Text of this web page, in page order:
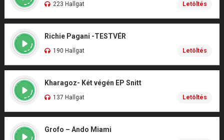
223 Hallgat Letöltés
Richie Pagani -TESTVÉR
190 Hallgat Letöltés
Kharagoz- Két végén EP Snitt
137 Hallgat Letöltés
Grofo – Ando Miami